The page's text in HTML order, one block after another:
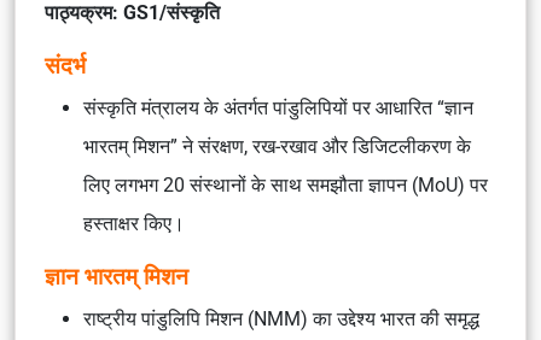
पाठ्यक्रम: GS1/संस्कृति
संदर्भ
संस्कृति मंत्रालय के अंतर्गत पांडुलिपियों पर आधारित “ज्ञान
भारतम् मिशन” ने संरक्षण, रख-रखाव और डिजिटलीकरण के
लिए लगभग 20 संस्थानों के साथ समझौता ज्ञापन (MoU) पर
हस्ताक्षर किए।
ज्ञान भारतम् मिशन
राष्ट्रीय पांडुलिपि मिशन (NMM) का उद्देश्य भारत की समृद्ध